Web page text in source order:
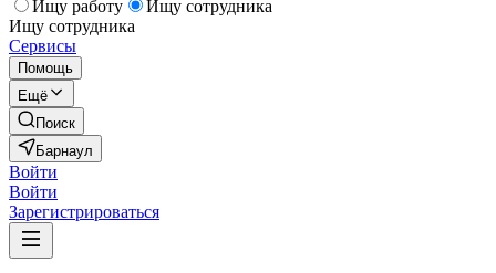
Ищу работу
Ищу сотрудника
Ищу сотрудника
Сервисы
Помощь
Ещё
Поиск
Барнаул
Войти
Войти
Зарегистрироваться